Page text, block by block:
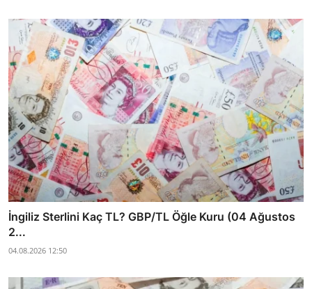
İngiliz Sterlini Kaç TL? GBP/TL Öğle Kuru (04 Ağustos
2...
04.08.2026 12:50